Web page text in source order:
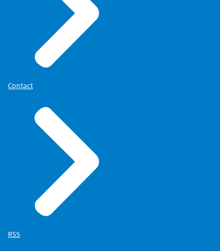
Contact
RSS